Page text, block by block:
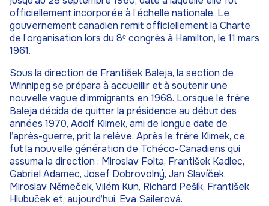
officiellement incorporée à l’échelle nationale. Le
gouvernement canadien remit officiellement la Charte
de l’organisation lors du 8ᵉ congrès à Hamilton, le 11 mars
1961.
Sous la direction de František Baleja, la section de
Winnipeg se prépara à accueillir et à soutenir une
nouvelle vague d’immigrants en 1968. Lorsque le frère
Baleja décida de quitter la présidence au début des
années 1970, Adolf Klimek, ami de longue date de
l’après-guerre, prit la relève. Après le frère Klimek, ce
fut la nouvelle génération de Tchéco-Canadiens qui
assuma la direction : Miroslav Folta, František Kadlec,
Gabriel Adamec, Josef Dobrovolný, Jan Slavíček,
Miroslav Němeček, Vilém Kun, Richard Pešík, František
Hlubuček et, aujourd’hui, Eva Sailerová.